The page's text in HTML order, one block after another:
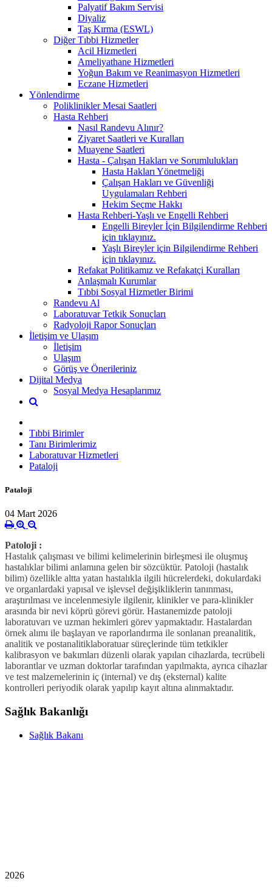
Palyatif Bakım Servisi
Diyaliz
Taş Kırma (ESWL)
Diğer Tıbbi Hizmetler
Acil Hizmetleri
Ameliyathane Hizmetleri
Yoğun Bakım ve Reanimasyon Hizmetleri
Eczane Hizmetleri
Yönlendirme
Poliklinikler Mesai Saatleri
Hasta Rehberi
Nasıl Randevu Alınır?
Ziyaret Saatleri ve Kuralları
Muayene Saatleri
Hasta - Çalışan Hakları ve Sorumlulukları
Hasta Hakları Yönetmeliği
Çalışan Hakları ve Güvenliği
Uygulamaları Rehberi
Hekim Seçme Hakkı
Hasta Rehberi-Yaşlı ve Engelli Rehberi
Engelli Bireyler İçin Bilgilendirme Rehberi
için tıklayınız.
Yaşlı Bireyler için Bilgilendirme Rehberi
için tıklayınız.
Refakat Politikamız ve Refakatçi Kuralları
Anlaşmalı Kurumlar
Tıbbi Sosyal Hizmetler Birimi
Randevu Al
Laboratuvar Tetkik Sonuçları
Radyoloji Rapor Sonuçları
İletişim ve Ulaşım
İletişim
Ulaşım
Görüş ve Önerileriniz
Dijital Medya
Sosyal Medya Hesaplarımız
Tıbbi Birimler
Tanı Birimlerimiz
Laboratuvar Hizmetleri
Pataloji
Pataloji
04 Mart 2026
Patoloji :
Hastalık çalışması ve bilimi kelimelerinin birleşmesi ile oluşmuş
hastalıklar bilimi anlamına gelen bir sözcüktür. Patoloji (hastalık
bilim) özellikle altta yatan hastalıkla ilgili hücrelerdeki, dokulardaki
ve organlardaki yapısal ve işlevsel değişikliklerin tanınması,
araştırılması ve incelenmesiyle ilgilenir, klinikler ve para-klinikler
arasında bir nevi köprü görevi görür. Hastanemizde patoloji
laboratuvarı ve uzman hekimleri görev yapmaktadır. Hastalardan
örnek alımı ile başlayan ve raporlandırma ile sonlanan preanalitik,
analitik ve postanalitiklaboratuar süreçlerinde tüm tetkikler
kalibrasyon ve bakımları düzenli olarak yapılan cihazlarda, tecrübeli
laborantlar ve uzman doktorlar tarafından yapılmakta, ayrıca cihazlar
ve test malzemelerinin iç (internal) ve dış (eksternal) kalite
kontrolleri periyodik olarak yapılıp kayıt altına alınmaktadır.
Sağlık Bakanlığı
Sağlık Bakanı
2026